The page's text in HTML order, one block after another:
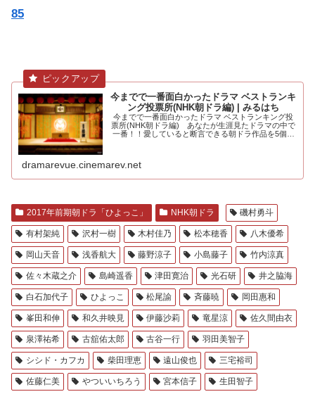
85
今までで一番面白かったドラマ ベストランキ
ング投票所(NHK朝ドラ編) | みるはち
今までで一番面白かったドラマ ベストランキング投
票所(NHK朝ドラ編) あなたが生涯見たドラマの中で
一番！！愛していると断言できる朝ドラ作品を5個選
dramarevue.cinemarev.net
2017年前期朝ドラ「ひよっこ」 NHK朝ドラ 磯村勇斗
有村架純 沢村一樹 木村佳乃 松本穂香 八木優希
岡山天音 浅香航大 藤野涼子 小島藤子 竹内涼真
佐々木蔵之介 島崎遥香 津田寛治 光石研 井之脇海
白石加代子 ひよっこ 松尾諭 斉藤暁 岡田惠和
峯田和伸 和久井映見 伊藤沙莉 竜星涼 佐久間由衣
泉澤祐希 古舘佑太郎 古谷一行 羽田美智子
シシド・カフカ 柴田理恵 遠山俊也 三宅裕司
佐藤仁美 やついいちろう 宮本信子 生田智子